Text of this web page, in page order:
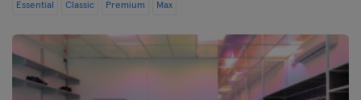
Essential Classic Premium Max